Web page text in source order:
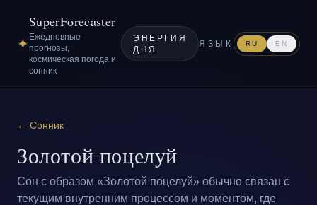
✦
SuperForecaster
Ежедневные
прогнозы,
космическая погода и
сонник
ЭНЕРГИЯ
ДНЯ
ЯЗЫК RU EN
← Сонник
Золотой поцелуй
Сон с образом «Золотой поцелуй» обычно связан с
текущим внутренним процессом и моментом, где